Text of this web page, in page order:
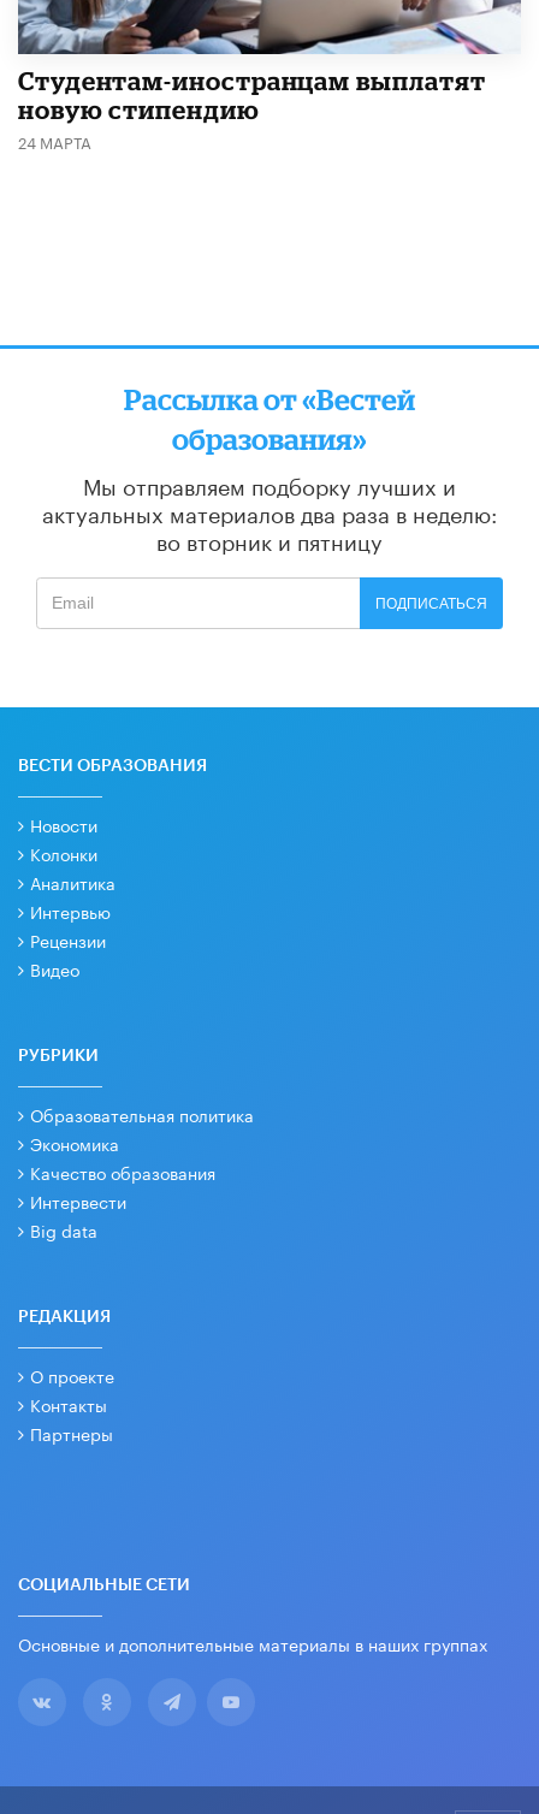
Студентам-иностранцам выплатят
новую стипендию
24 МАРТА
Рассылка от «Вестей
образования»
Мы отправляем подборку лучших и
актуальных материалов два раза в неделю:
во вторник и пятницу
ПОДПИСАТЬСЯ
ВЕСТИ ОБРАЗОВАНИЯ
Новости
Колонки
Аналитика
Интервью
Рецензии
Видео
РУБРИКИ
Образовательная политика
Экономика
Качество образования
Интервести
Big data
РЕДАКЦИЯ
О проекте
Контакты
Партнеры
СОЦИАЛЬНЫЕ СЕТИ
Основные и дополнительные материалы в наших группах